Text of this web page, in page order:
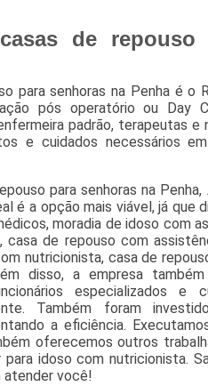
de
para senhoras na Penha é o
pós operatório ou Day
padrão, terapeutas
e cuidados necessários
para senhoras na
é a opção mais viável, já que
moradia de idoso com
de repouso com
nutricionista, casa de
disso, a empresa
especializados e
Também foram
a eficiência.
oferecemos outros
idoso com nutricionista.
atender você!